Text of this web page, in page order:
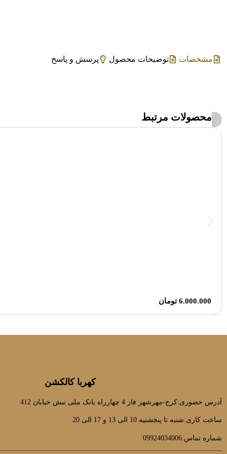
مشخصات توضیحات محصول پرسش و پاسخ
محصولات مرتبط
6.000.000 تومان
کهربا کالکشن
آدرس حضوری:کرج-مهرشهر فاز 4 چهارراه بانک ملی نبش خیابان 412
ساعت کاری:شنبه تا پنجشنبه 10 الی 13 و 17 الی 20
شماره تماس:09924034006